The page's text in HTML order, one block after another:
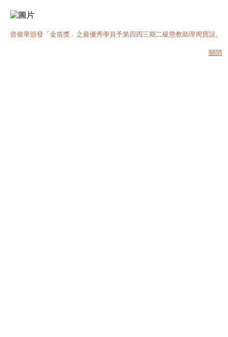
曾俊華頒發「金笛獎」之最優秀學員予第四四三期二級懲教助理周寶誼。
關閉